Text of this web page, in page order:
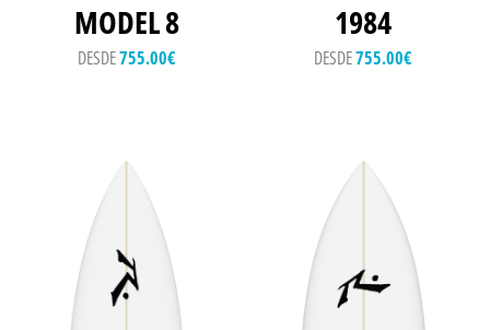
MODEL 8
DESDE755.00€
1984
DESDE755.00€